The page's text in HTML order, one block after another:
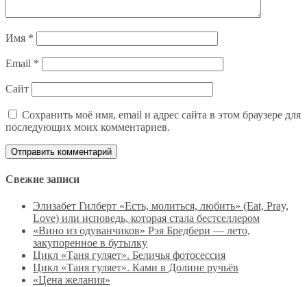
Имя *
Email *
Сайт
Сохранить моё имя, email и адрес сайта в этом браузере для
последующих моих комментариев.
Свежие записи
Элизабет Гилберт «Есть, молиться, любить» (Eat, Pray,
Love) или исповедь, которая стала бестселлером
«Вино из одуванчиков» Рэя Бредбери — лето,
закупоренное в бутылку
Цикл «Таня гуляет». Беличья фотосессия
Цикл «Таня гуляет». Ками в Долине ручьёв
«Цена желания»